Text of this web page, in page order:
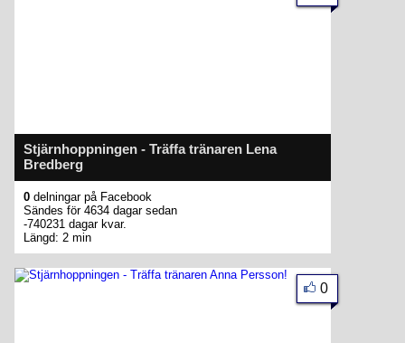
Stjärnhoppningen - Träffa tränaren Lena
Bredberg
0 delningar på Facebook
Sändes för 4634 dagar sedan
-740231 dagar kvar.
Längd: 2 min
0